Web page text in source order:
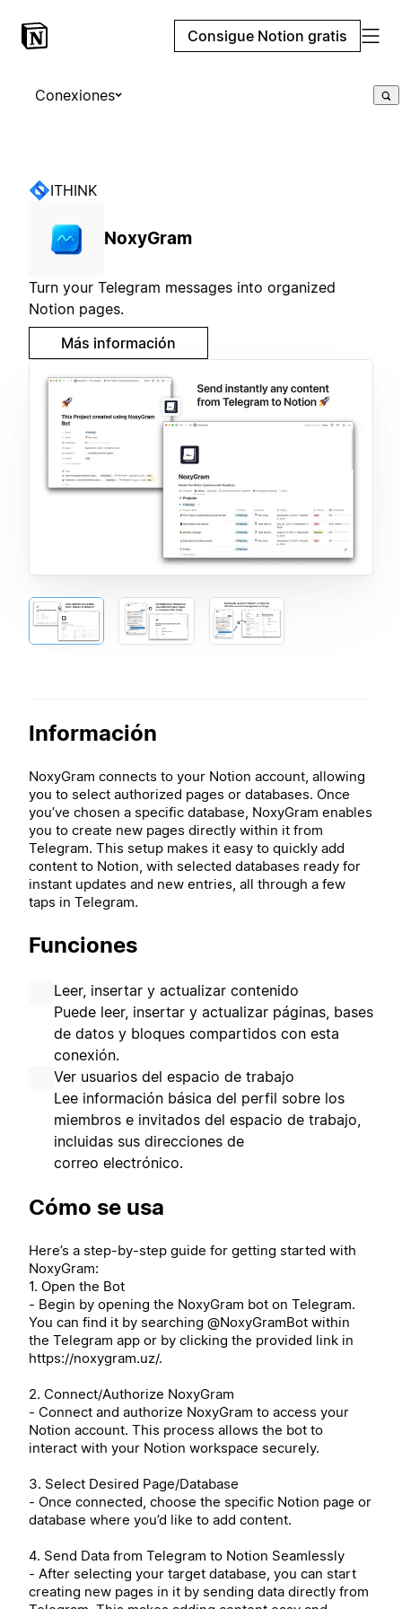
Consigue Notion gratis
Conexiones
ITHINK
NoxyGram
Turn your Telegram messages into organized
Notion pages.
Más información
Información
NoxyGram connects to your Notion account, allowing
you to select authorized pages or databases. Once
you’ve chosen a specific database, NoxyGram enables
you to create new pages directly within it from
Telegram. This setup makes it easy to quickly add
content to Notion, with selected databases ready for
instant updates and new entries, all through a few
taps in Telegram.
Funciones
Leer, insertar y actualizar contenido
Puede leer, insertar y actualizar páginas, bases
de datos y bloques compartidos con esta
conexión.
Ver usuarios del espacio de trabajo
Lee información básica del perfil sobre los
miembros e invitados del espacio de trabajo,
incluidas sus direcciones de
correo electrónico.
Cómo se usa
Here’s a step-by-step guide for getting started with
NoxyGram:
1. Open the Bot
- Begin by opening the NoxyGram bot on Telegram.
You can find it by searching @NoxyGramBot within
the Telegram app or by clicking the provided link in
https://noxygram.uz/.
2. Connect/Authorize NoxyGram
- Connect and authorize NoxyGram to access your
Notion account. This process allows the bot to
interact with your Notion workspace securely.
3. Select Desired Page/Database
- Once connected, choose the specific Notion page or
database where you’d like to add content.
4. Send Data from Telegram to Notion Seamlessly
- After selecting your target database, you can start
creating new pages in it by sending data directly from